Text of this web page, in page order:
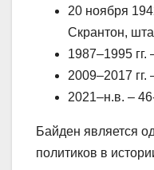
20 ноября
Скрантон,
1987–1995
2009–2017
2021–н.в. –
Байден является
политиков в